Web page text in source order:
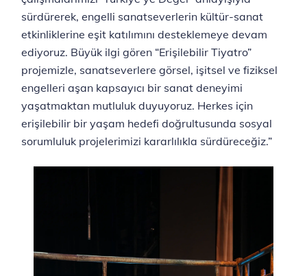
sürdürerek, engelli sanatseverlerin kültür-sanat
etkinliklerine eşit katılımını desteklemeye devam
ediyoruz. Büyük ilgi gören “Erişilebilir Tiyatro”
projemizle, sanatseverlere görsel, işitsel ve fiziksel
engelleri aşan kapsayıcı bir sanat deneyimi
yaşatmaktan mutluluk duyuyoruz. Herkes için
erişilebilir bir yaşam hedefi doğrultusunda sosyal
sorumluluk projelerimizi kararlılıkla sürdüreceğiz.”